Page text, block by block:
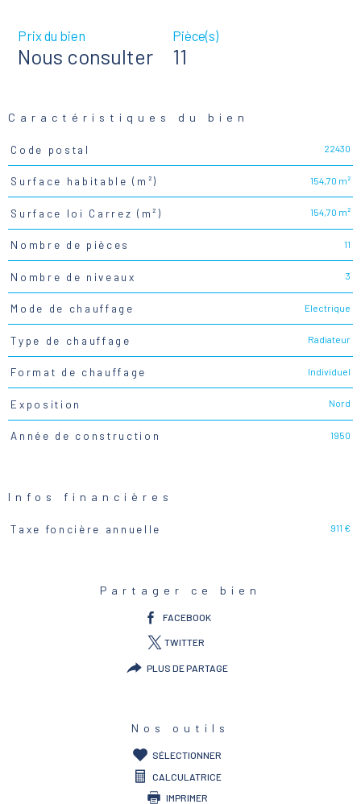
Prix du bien
Nous consulter
Pièce(s)
11
Caractéristiques du bien
Caractéristiques
Code postal 22430
Surface habitable (m²) 154,70 m²
Surface loi Carrez (m²) 154,70 m²
Nombre de pièces 11
Nombre de niveaux 3
Mode de chauffage Electrique
Type de chauffage Radiateur
Format de chauffage Individuel
Exposition Nord
Année de construction 1950
Infos financières
Caractéristiques Valeurs
Taxe foncière annuelle 911 €
Partager ce bien
FACEBOOK
TWITTER
PLUS DE PARTAGE
Nos outils
SÉLECTIONNER
CALCULATRICE
IMPRIMER